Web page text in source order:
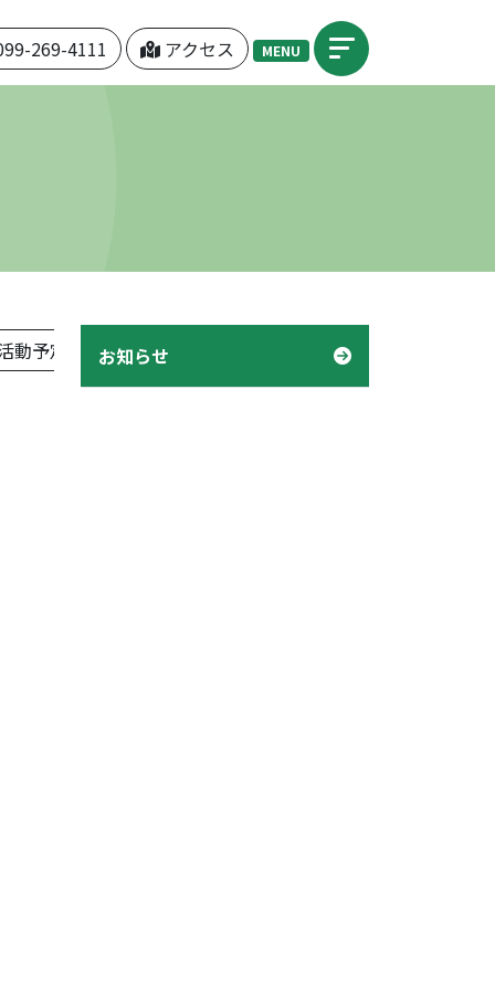
269-4111 アクセス MENU
動予定表」 機関紙「つぼみ」 デイケア「様子」
お知らせ